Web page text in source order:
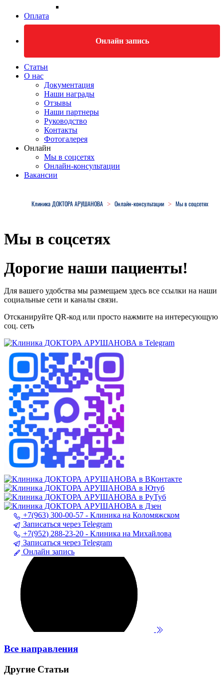
Оплата
Онлайн запись
Статьи
О нас
Документация
Наши награды
Отзывы
Наши партнеры
Руководство
Контакты
Фотогалерея
Онлайн
Мы в соцсетях
Онлайн-консультации
Вакансии
Клиника ДОКТОРА АРУШАНОВА > Онлайн-консультации > Мы в соцсетях
Мы в соцсетях
Дорогие наши пациенты!
Для вашего удобства мы размещаем здесь все ссылки на наши
социальные сети и каналы связи.
Отсканируйте QR-код или просто нажмите на интересующую
соц. сеть
+7(963) 300-00-57 - Клиника на Коломяжском
Записаться через Telegram
+7(952) 288-23-20 - Клиника на Михайлова
Записаться через Telegram
Онлайн запись
Все направления
Другие Статьи